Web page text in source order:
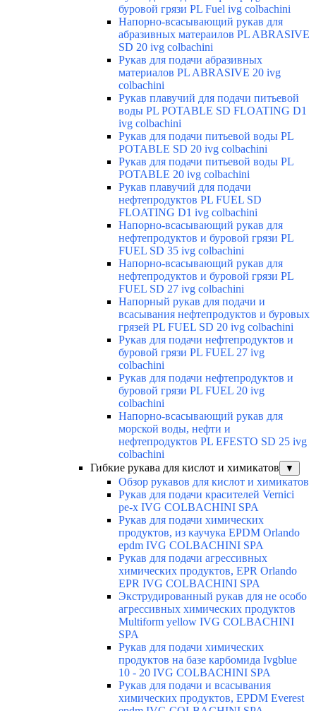
буровой грязи PL Fuel ivg colbachini
Напорно-всасывающий рукав для
абразивных матераилов PL ABRASIVE
SD 20 ivg colbachini
Рукав для подачи абразивных
материалов PL ABRASIVE 20 ivg
colbachini
Рукав плавучий для подачи питьевой
воды PL POTABLE SD FLOATING D1
ivg colbachini
Рукав для подачи питьевой воды PL
POTABLE SD 20 ivg colbachini
Рукав для подачи питьевой воды PL
POTABLE 20 ivg colbachini
Рукав плавучий для подачи
нефтепродуктов PL FUEL SD
FLOATING D1 ivg colbachini
Напорно-всасывающий рукав для
нефтепродуктов и буровой грязи PL
FUEL SD 35 ivg colbachini
Напорно-всасывающий рукав для
нефтепродуктов и буровой грязи PL
FUEL SD 27 ivg colbachini
Напорный рукав для подачи и
всасывания нефтепродуктов и буровых
грязей PL FUEL SD 20 ivg colbachini
Рукав для подачи нефтепродуктов и
буровой грязи PL FUEL 27 ivg
colbachini
Рукав для подачи нефтепродуктов и
буровой грязи PL FUEL 20 ivg
colbachini
Напорно-всасывающий рукав для
морской воды, нефти и
нефтепродуктов PL EFESTO SD 25 ivg
colbachini
Гибкие рукава для кислот и химикатов
▼
Обзор рукавов для кислот и химикатов
Рукав для подачи красителей Vernici
pe-x IVG COLBACHINI SPA
Рукав для подачи химических
продуктов, из каучука EPDM Orlando
epdm IVG COLBACHINI SPA
Рукав для подачи агрессивных
химических продуктов, EPR Orlando
EPR IVG COLBACHINI SPA
Экструдированный рукав для не особо
агрессивных химических продуктов
Multiform yellow IVG COLBACHINI
SPA
Рукав для подачи химических
продуктов на базе карбомида Ivgblue
10 - 20 IVG COLBACHINI SPA
Рукав для подачи и всасывания
химических продуктов, EPDM Everest